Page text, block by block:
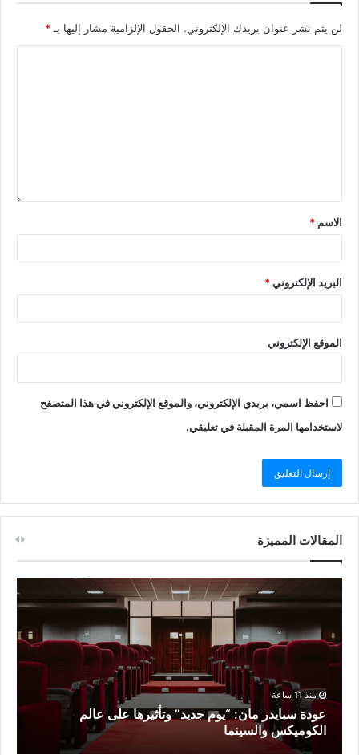
لن يتم نشر عنوان بريدك الإلكتروني. الحقول الإلزامية مشار إليها بـ *
الاسم *
البريد الإلكتروني*
الموقع الإلكتروني
احفظ اسمي، بريدي الإلكتروني، والموقع الإلكتروني في هذا المتصفح
لاستخدامها المرة المقبلة في تعليقي.
المقالات المميزة
منذ 11 ساعة
عودة سبايدر مان: “يوم جديد” وتأثيرها على عالم
الكوميكس والسينما